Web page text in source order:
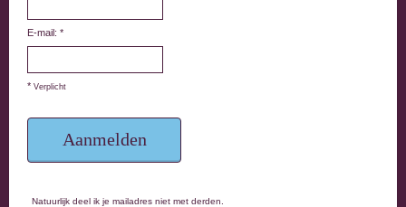
E-mail: *
* Verplicht
Natuurlijk deel ik je mailadres niet met derden.